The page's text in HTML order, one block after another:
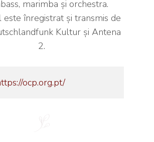
marimba și orchestra.
este înregistrat și transmis de
Kultur și Antena
2.
ocp.org.pt/